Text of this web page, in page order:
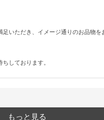
いただき、イメージ通りのお品物
しております。
もっと見る